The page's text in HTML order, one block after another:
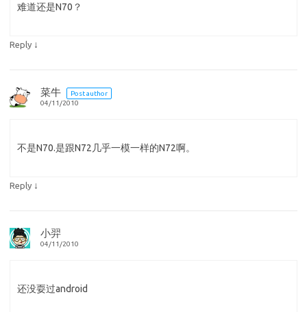
难道还是N70？
Reply ↓
菜牛
Post author
04/11/2010
不是N70.是跟N72几乎一模一样的N72啊。
Reply ↓
小羿
04/11/2010
还没耍过android